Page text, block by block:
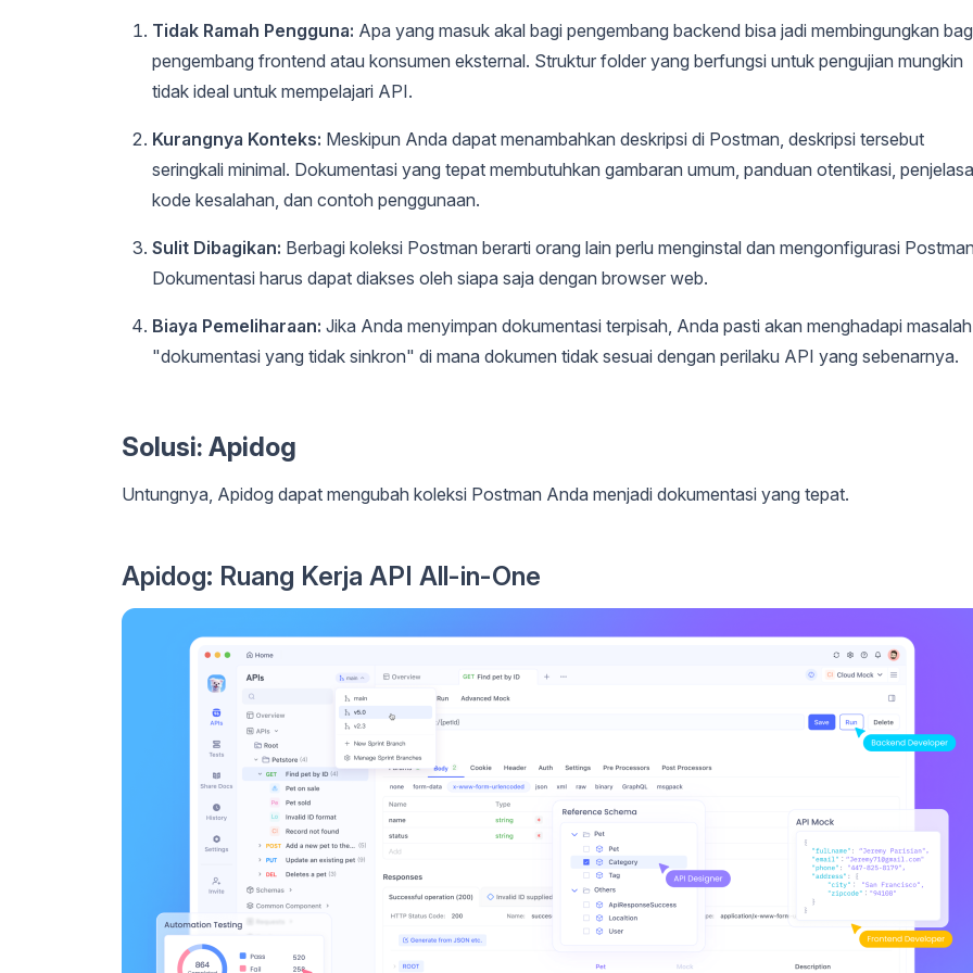
Tidak Ramah Pengguna: Apa yang masuk akal bagi pengembang backend bisa jadi membingungkan
pengembang frontend atau konsumen eksternal. Struktur folder yang berfungsi untuk pengujian mungkin
tidak ideal untuk mempelajari API.
Kurangnya Konteks: Meskipun Anda dapat menambahkan deskripsi di Postman, deskripsi tersebut
seringkali minimal. Dokumentasi yang tepat membutuhkan gambaran umum, panduan otentikasi,
kode kesalahan, dan contoh penggunaan.
Sulit Dibagikan: Berbagi koleksi Postman berarti orang lain perlu menginstal dan mengonfigurasi
Dokumentasi harus dapat diakses oleh siapa saja dengan browser web.
Biaya Pemeliharaan: Jika Anda menyimpan dokumentasi terpisah, Anda pasti akan menghadapi masalah
"dokumentasi yang tidak sinkron" di mana dokumen tidak sesuai dengan perilaku API yang sebenarnya.
Solusi: Apidog
Untungnya, Apidog dapat mengubah koleksi Postman Anda menjadi dokumentasi yang tepat.
Apidog: Ruang Kerja API All-in-One